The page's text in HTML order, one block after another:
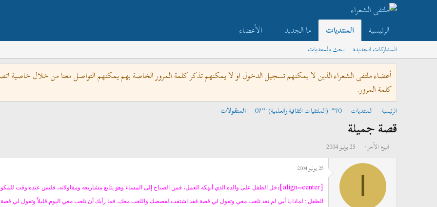
الرئيسية المنتديات ما الجديد الأعضاء
المشاركات الجديدة بحث بالمنتديات
أعضاء ملتقى الشعراء الذين لا يمكنهم تسجيل الدخول او لا يمكنهم تذكر كلمة المرور الخاصة بهم يمكنهم التواصل معنا من خلال خاصية
كلمة المرور.
الرئيسية المنتديات O?°'¨ (الملتقيات الثقافية والعلمية) ¨'°?O المنقولات
قصة جميلة
ب
ئ
اليوم الآخر
ت
ر
25 يوليو 2004
25 يوليو 2004
[align=center]
دخل الطفل على والده الذي أنهكه العمل، فمن الصباح إلى المساء وهو يتابع مشاريعه ومقاولاته، فليس عنده وقت
الطفل : لماذا يا أبي لم تعد تلعب معي وتقول لي قصة فقد اشتقت لقصصك واللعب معك، فما رأيك أن تلعب معي اليوم قليلاً وتقول لي